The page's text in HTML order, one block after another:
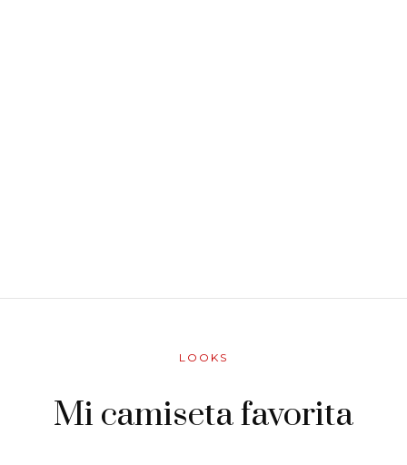
LOOKS
Mi camiseta favorita